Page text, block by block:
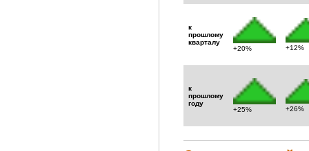
к
прошлому
кварталу
+20%
+12%
к
прошлому
году
+25%
+26%